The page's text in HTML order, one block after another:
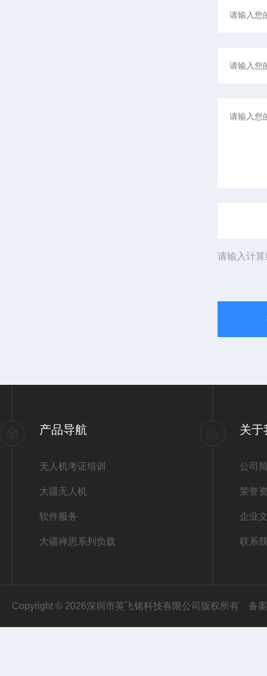
请输入计
产品导航
无人机考证培训
大疆无人机
软件服务
大疆禅思系列负载
关于
公司
荣誉
企业
联系
Copyright © 2026深圳市英飞铭科技有限公司版权所有 备